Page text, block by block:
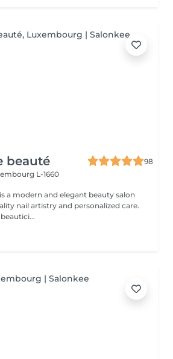
beauté
98
L-1660
a modern and elegant beauty salon
nail artistry and personalized care.